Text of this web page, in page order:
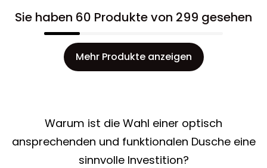
Sie haben 60 Produkte von 299 gesehen
Mehr Produkte anzeigen
Warum ist die Wahl einer optisch
ansprechenden und funktionalen Dusche eine
sinnvolle Investition?